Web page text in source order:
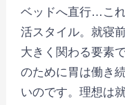
ベッドへ直行…こ
活スタイル。就寝
大きく関わる要素
のために胃は働き
いのです。理想は